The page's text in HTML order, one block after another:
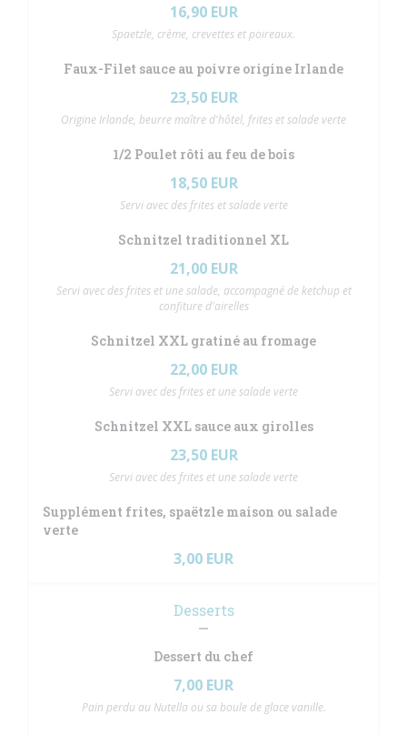
16,90 EUR
Spaetzle, crème, crevettes et poireaux.
Faux-Filet sauce au poivre origine Irlande
23,50 EUR
Origine Irlande, beurre maître d'hôtel, frites et salade verte
1/2 Poulet rôti au feu de bois
18,50 EUR
Servi avec des frites et salade verte
Schnitzel traditionnel XL
21,00 EUR
Servi avec des frites et une salade, accompagné de ketchup et
confiture d'airelles
Schnitzel XXL gratiné au fromage
22,00 EUR
Servi avec des frites et une salade verte
Schnitzel XXL sauce aux girolles
23,50 EUR
Servi avec des frites et une salade verte
Supplément frites, spaëtzle maison ou salade
verte
3,00 EUR
Desserts
Dessert du chef
7,00 EUR
Pain perdu au Nutella ou sa boule de glace vanille.